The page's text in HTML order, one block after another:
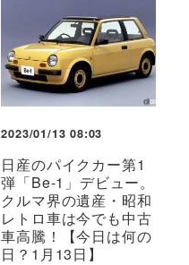
2023/01/13 08:03
日産のパイクカー第1
弾「Be-1」デビュー。
クルマ界の遺産・昭和
レトロ車は今でも中古
車高騰！【今日は何の
日？1月13日】